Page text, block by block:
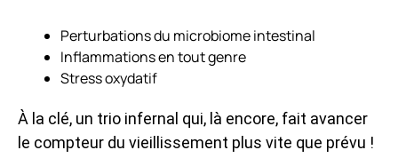
Perturbations du microbiome intestinal
Inflammations en tout genre
Stress oxydatif
À la clé, un trio infernal qui, là encore, fait avancer
le compteur du vieillissement plus vite que prévu !